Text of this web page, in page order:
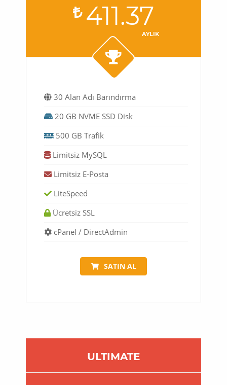
411.37
AYLIK
30 Alan Adı Barındırma
20 GB NVME SSD Disk
500 GB Trafik
Limitsiz MySQL
Limitsiz E-Posta
LiteSpeed
Ücretsiz SSL
cPanel / DirectAdmin
SATIN AL
ULTIMATE